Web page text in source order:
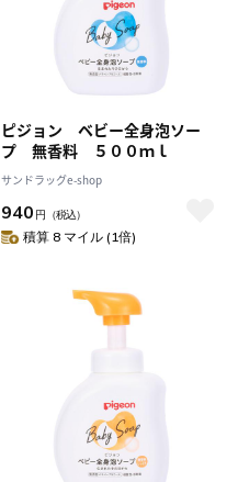
ピジョン ベビー全身泡ソー
プ 無香料 ５００ｍｌ
サンドラッグe-shop
940 円 （税込）
積算 8 マイル (1倍)